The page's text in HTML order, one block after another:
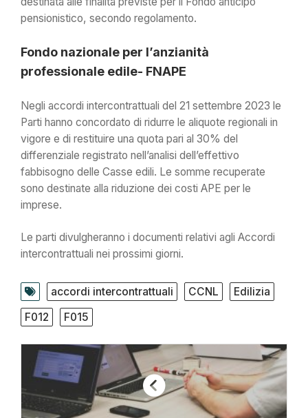
pensionistico, secondo regolamento.
Fondo nazionale per l’anzianità
professionale edile- FNAPE
Negli accordi intercontrattuali del 21 settembre 2023 le
Parti hanno concordato di ridurre le aliquote regionali in
vigore e di restituire una quota pari al 30% del
differenziale registrato nell’analisi dell’effettivo
fabbisogno delle Casse edili. Le somme recuperate
sono destinate alla riduzione dei costi APE per le
imprese.
Le parti divulgheranno i documenti relativi agli Accordi
intercontrattuali nei prossimi giorni.
accordi intercontrattuali CCNL
Edilizia
F012
F015